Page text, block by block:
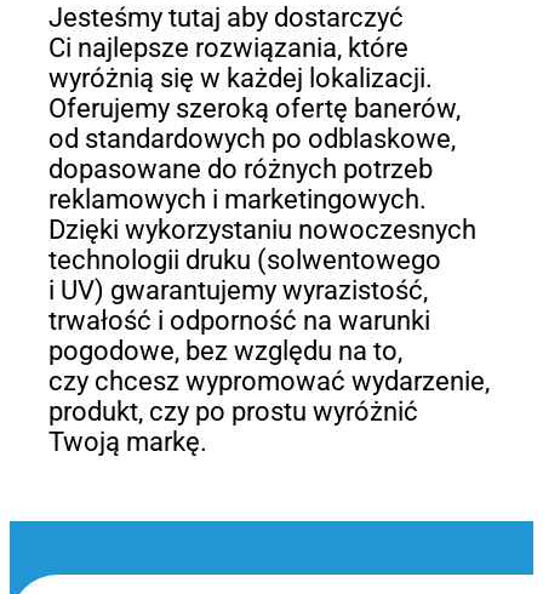
Jesteśmy tutaj aby dostarczyć
Ci najlepsze rozwiązania, które
wyróżnią się w każdej lokalizacji.
Oferujemy szeroką ofertę banerów,
od standardowych po odblaskowe,
dopasowane do różnych potrzeb
reklamowych i marketingowych.
Dzięki wykorzystaniu nowoczesnych
technologii druku (solwentowego
i UV) gwarantujemy wyrazistość,
trwałość i odporność na warunki
pogodowe, bez względu na to,
czy chcesz wypromować wydarzenie,
produkt, czy po prostu wyróżnić
Twoją markę.